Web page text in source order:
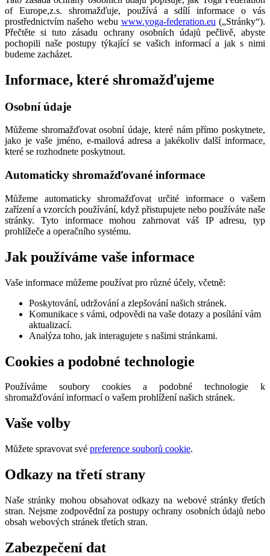
of Europe,z.s. shromažďuje, používá a sdílí informace o vás
prostřednictvím našeho webu www.yoga-federation.eu („Stránky“).
Přečtěte si tuto zásadu ochrany osobních údajů pečlivě, abyste
pochopili naše postupy týkající se vašich informací a jak s nimi
budeme zacházet.
Informace, které shromažďujeme
Osobní údaje
Můžeme shromažďovat osobní údaje, které nám přímo poskytnete,
jako je vaše jméno, e-mailová adresa a jakékoliv další informace,
které se rozhodnete poskytnout.
Automaticky shromažďované informace
Můžeme automaticky shromažďovat určité informace o vašem
zařízení a vzorcích používání, když přistupujete nebo používáte naše
stránky. Tyto informace mohou zahrnovat váš IP adresu, typ
prohlížeče a operačního systému.
Jak používáme vaše informace
Vaše informace můžeme používat pro různé účely, včetně:
Poskytování, udržování a zlepšování našich stránek.
Komunikace s vámi, odpovědi na vaše dotazy a posílání vám
aktualizací.
Analýza toho, jak interagujete s našimi stránkami.
Cookies a podobné technologie
Používáme soubory cookies a podobné technologie k
shromažďování informací o vašem prohlížení našich stránek.
Vaše volby
Můžete spravovat své preference souborů cookie.
Odkazy na třetí strany
Naše stránky mohou obsahovat odkazy na webové stránky třetích
stran. Nejsme zodpovědní za postupy ochrany osobních údajů nebo
obsah webových stránek třetích stran.
Zabezpečení dat